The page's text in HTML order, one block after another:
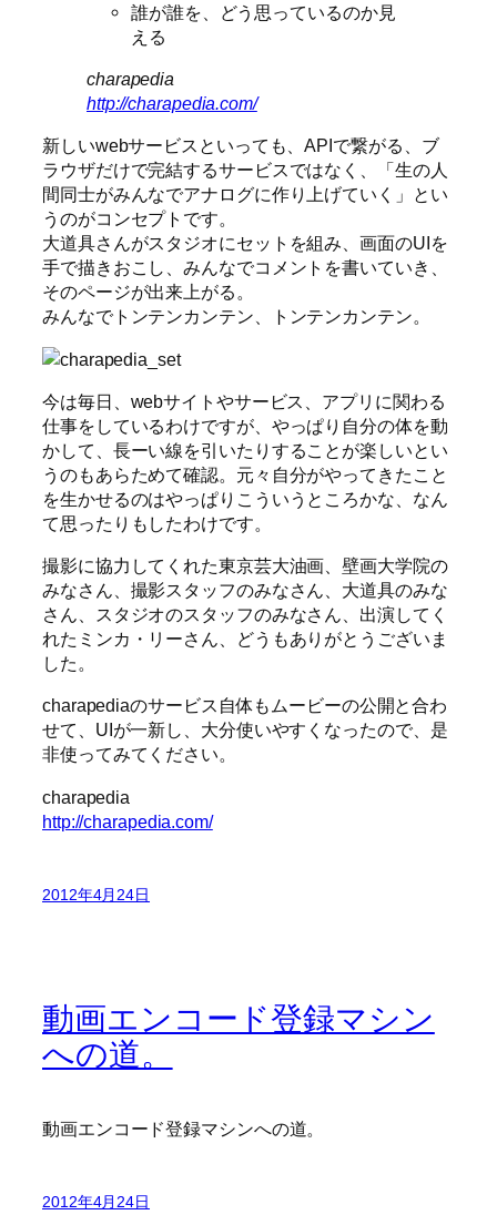
誰が誰を、どう思っているのか見
える
charapedia
http://charapedia.com/
新しいwebサービスといっても、APIで繋がる、ブ
ラウザだけで完結するサービスではなく、「生の人
間同士がみんなでアナログに作り上げていく」とい
うのがコンセプトです。
大道具さんがスタジオにセットを組み、画面のUIを
手で描きおこし、みんなでコメントを書いていき、
そのページが出来上がる。
みんなでトンテンカンテン、トンテンカンテン。
今は毎日、webサイトやサービス、アプリに関わる
仕事をしているわけですが、やっぱり自分の体を動
かして、長ーい線を引いたりすることが楽しいとい
うのもあらためて確認。元々自分がやってきたこと
を生かせるのはやっぱりこういうところかな、なん
て思ったりもしたわけです。
撮影に協力してくれた東京芸大油画、壁画大学院の
みなさん、撮影スタッフのみなさん、大道具のみな
さん、スタジオのスタッフのみなさん、出演してく
れたミンカ・リーさん、どうもありがとうございま
した。
charapediaのサービス自体もムービーの公開と合わ
せて、UIが一新し、大分使いやすくなったので、是
非使ってみてください。
charapedia
http://charapedia.com/
2012年4月24日
動画エンコード登録マシン
への道。
動画エンコード登録マシンへの道。
2012年4月24日